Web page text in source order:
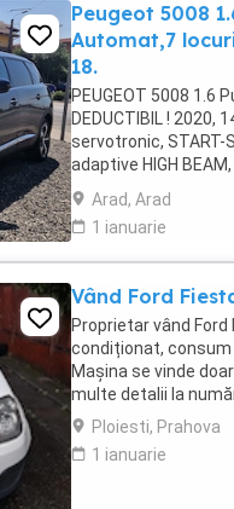
Peugeot 5008
Automat,7
18.
PEUGEOT 5008 1.6
DEDUCTIBIL ! 2020,
servotronic, START-
adaptive HIGH
sport-normal), LANE
Arad, Arad
1 ianuarie
Vând Ford
Proprietar vând Ford
condiționat, consum
Mașina se vinde
multe detalii la
Ploiesti, Prahova
1 ianuarie